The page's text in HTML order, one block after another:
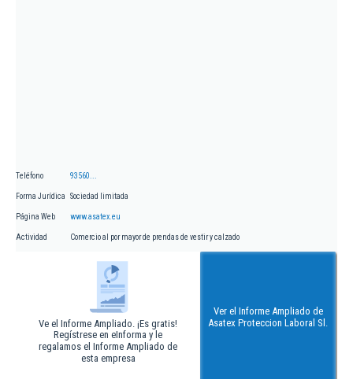
Teléfono 93560...
Forma Jurídica Sociedad limitada
Página Web www.asatex.eu
Actividad Comercio al por mayor de prendas de vestir y calzado
Ve el Informe Ampliado. ¡Es gratis!
Regístrese en eInforma y le
regalamos el Informe Ampliado de
esta empresa
Ver el Informe Ampliado de
Asatex Proteccion Laboral Sl.